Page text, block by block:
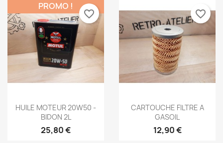
Aperçu rapide
HUILE MOTEUR 20W50 -
BIDON 2L
25,80 €
PROMO !
favorite_border
Aperçu rapide
CARTOUCHE FILTRE A
GASOIL
12,90 €
favorite_border